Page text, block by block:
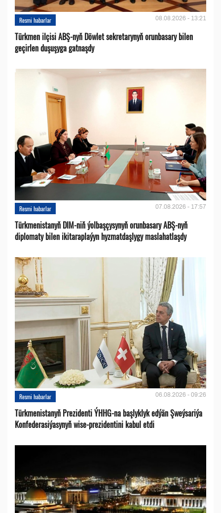
Resmi habarlar 08.08.2026 - 13:21
Türkmen ilçisi ABŞ-nyň Döwlet sekretarynyň orunbasary bilen
geçirlen duşuşyga gatnaşdy
Resmi habarlar 07.08.2026 - 17:57
Türkmenistanyň DIM-niň ýolbaşçysynyň orunbasary ABŞ-nyň
diplomaty bilen ikitaraplaýyn hyzmatdaşlygy maslahatlaşdy
Resmi habarlar 06.08.2026 - 09:26
Türkmenistanyň Prezidenti ÝHHG-na başlyklyk edýän Şweýsariýa
Konfederasiýasynyň wise-prezidentini kabul etdi